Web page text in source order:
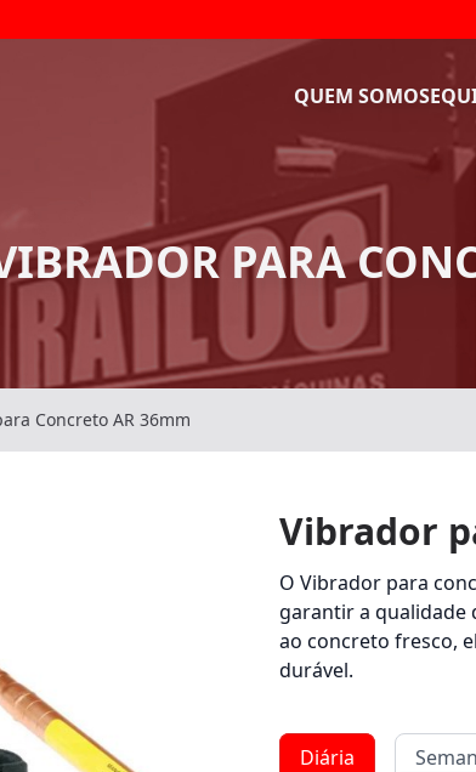
QUEM SOMOS
PARA
Concreto AR 36mm
Vibrador
O Vibrador para
garantir a qualidade
ao concreto fresco,
durável.
Diária